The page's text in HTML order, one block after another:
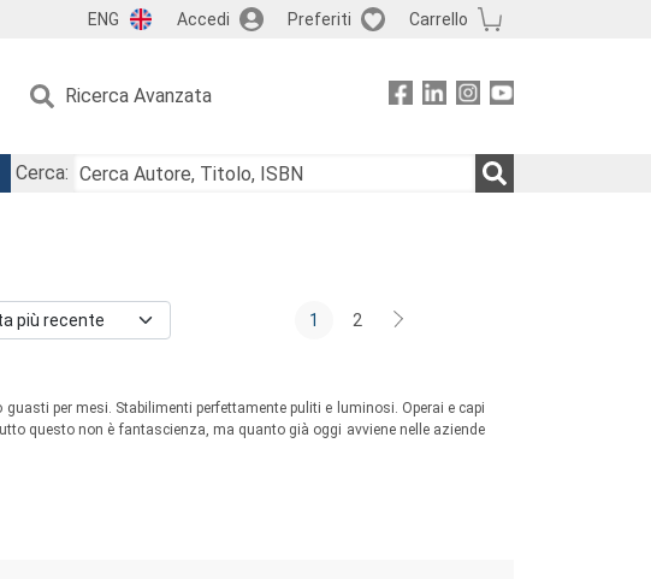
ENG Accedi Preferiti Carrello
Ricerca Avanzata
Cerca:
1 2
per mesi. Stabilimenti perfettamente puliti e luminosi. Operai e capi
questo non è fantascienza, ma quanto già oggi avviene nelle aziende